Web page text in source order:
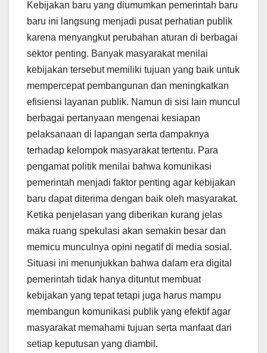
Kebijakan baru yang diumumkan pemerintah baru
baru ini langsung menjadi pusat perhatian publik
karena menyangkut perubahan aturan di berbagai
sektor penting. Banyak masyarakat menilai
kebijakan tersebut memiliki tujuan yang baik untuk
mempercepat pembangunan dan meningkatkan
efisiensi layanan publik. Namun di sisi lain muncul
berbagai pertanyaan mengenai kesiapan
pelaksanaan di lapangan serta dampaknya
terhadap kelompok masyarakat tertentu. Para
pengamat politik menilai bahwa komunikasi
pemerintah menjadi faktor penting agar kebijakan
baru dapat diterima dengan baik oleh masyarakat.
Ketika penjelasan yang diberikan kurang jelas
maka ruang spekulasi akan semakin besar dan
memicu munculnya opini negatif di media sosial.
Situasi ini menunjukkan bahwa dalam era digital
pemerintah tidak hanya dituntut membuat
kebijakan yang tepat tetapi juga harus mampu
membangun komunikasi publik yang efektif agar
masyarakat memahami tujuan serta manfaat dari
setiap keputusan yang diambil.